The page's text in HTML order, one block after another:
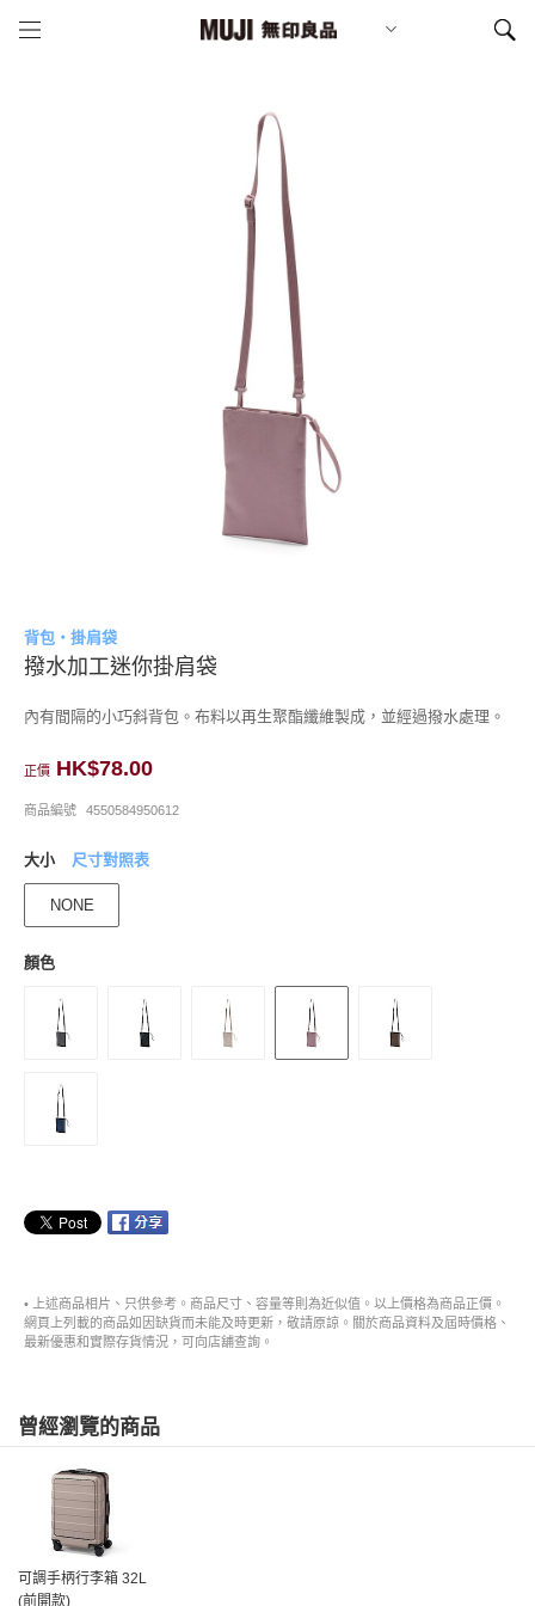
背包・掛肩袋
撥水加工迷你掛肩袋
內有間隔的小巧斜背包。布料以再生聚酯纖維製成，並經過撥水處理。
正價 HK$78.00
商品編號 4550584950612
大小 尺寸對照表
NONE
顏色
• 上述商品相片、只供參考。商品尺寸、容量等則為近似值。以上價格為商品正價。
網頁上列載的商品如因缺貨而未能及時更新，敬請原諒。關於商品資料及屆時價格、
最新優惠和實際存貨情況，可向店舖查詢。
曾經瀏覽的商品
可調手柄行李箱 32L
(前開款)